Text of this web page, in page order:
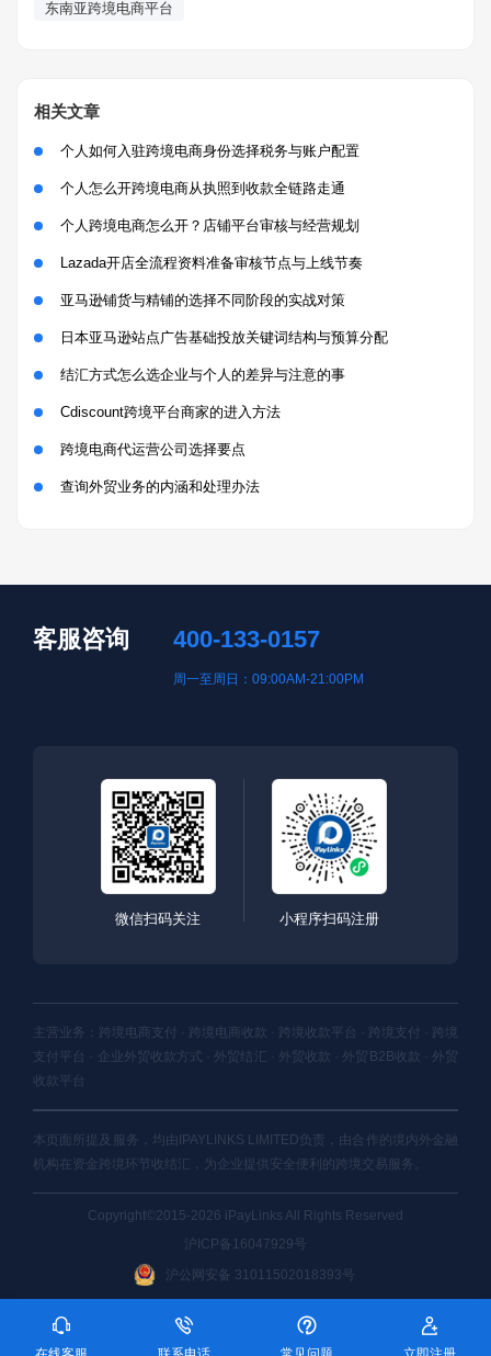
东南亚跨境电商平台
相关文章
个人如何入驻跨境电商身份选择税务与账户配置
个人怎么开跨境电商从执照到收款全链路走通
个人跨境电商怎么开？店铺平台审核与经营规划
Lazada开店全流程资料准备审核节点与上线节奏
亚马逊铺货与精铺的选择不同阶段的实战对策
日本亚马逊站点广告基础投放关键词结构与预算分配
结汇方式怎么选企业与个人的差异与注意的事
Cdiscount跨境平台商家的进入方法
跨境电商代运营公司选择要点
查询外贸业务的内涵和处理办法
客服咨询 400-133-0157
周一至周日：09:00AM-21:00PM
微信扫码关注 小程序扫码注册
主营业务：跨境电商支付 · 跨境电商收款 · 跨境收款平台 · 跨境支付 · 跨境
支付平台 · 企业外贸收款方式 · 外贸结汇 · 外贸收款 · 外贸B2B收款 · 外贸
收款平台
本页面所提及服务，均由IPAYLINKS LIMITED负责，由合作的境内外金融
机构在资金跨境环节收结汇，为企业提供安全便利的跨境交易服务。
Copyright©2015-2026 iPayLinks All Rights Reserved
沪ICP备16047929号
沪公网安备 31011502018393号